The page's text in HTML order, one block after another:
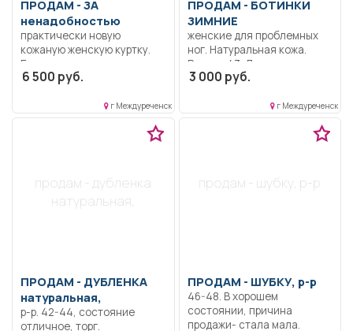
ПРОДАМ - ЗА
ненадобностью
практически новую
кожаную женскую куртку.
Была куплена для дочери в
Турции. Висит теперь без
6 500 руб.
г Междуреченск
ПРОДАМ - БОТИНКИ
ЗИМНИЕ
женские для проблемных
ног. Натуральная кожа.
Размер 43. Длина по
стельке 27-27, 5 см. Могут
измерении из-за меха,
нужно мерить.
3 000 руб.
г Междуреченск
продам - дубленка
натуральная,
ПРОДАМ - ДУБЛЕНКА
натуральная,
р-р. 42-44, состояние
отличное, торг.
продам - шубку, р-р
ПРОДАМ - ШУБКУ, р-р
46-48. В хорошем
состоянии, причина
продажи- стала мала.